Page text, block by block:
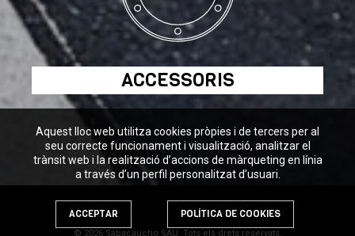
Aquest lloc web utilitza cookies pròpies i de tercers per al
seu correcte funcionament i visualització, analitzar el
trànsit web i la realització d’accions de màrqueting en línia
a través d’un perfil personalitzat d’usuari.
ACCEPTAR POLÍTICA DE COOKIES
ACCESSORIS
© 2026 Sabacaucho SAU. Tots els drets reservats.